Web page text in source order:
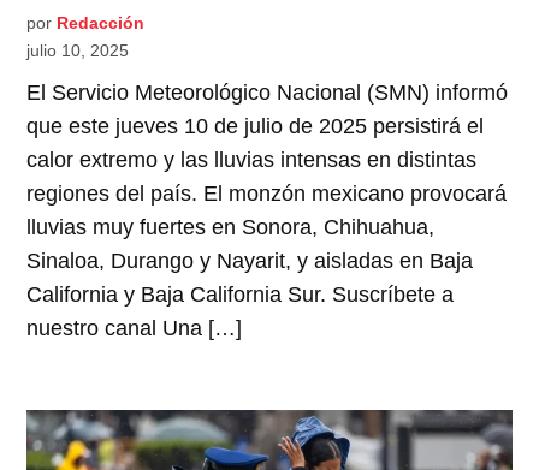
por Redacción
julio 10, 2025
El Servicio Meteorológico Nacional (SMN) informó
que este jueves 10 de julio de 2025 persistirá el
calor extremo y las lluvias intensas en distintas
regiones del país. El monzón mexicano provocará
lluvias muy fuertes en Sonora, Chihuahua,
Sinaloa, Durango y Nayarit, y aisladas en Baja
California y Baja California Sur. Suscríbete a
nuestro canal Una […]